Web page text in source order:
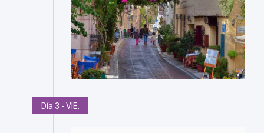
Día 3 - VIE.